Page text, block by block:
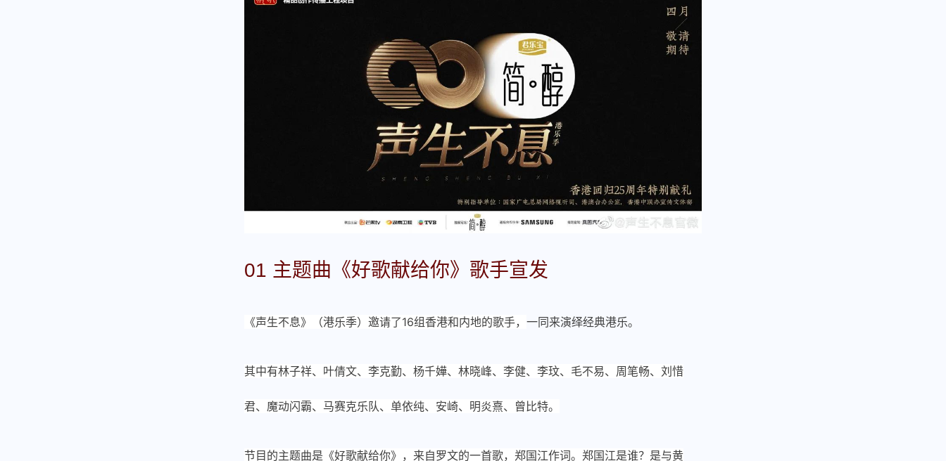
01 主题曲《好歌献给你》歌手宣发
《声生不息》（港乐季） 邀请了16组香港和内地的歌手， 一同来演绎经典港乐。
其中有林子祥、叶倩文、李克勤、杨千嬅、林晓峰、李健、李玟、毛不易、周笔畅、刘惜
君、魔动闪霸、马赛克乐队、单依纯、安崎、明炎熹、曾比特。
节目的主题曲是《好歌献给你》，来自罗文的一首歌，郑国江作词。郑国江是谁？是与黄